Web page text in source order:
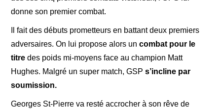
donne son premier combat.
Il fait des débuts prometteurs en battant deux premiers
adversaires. On lui propose alors uncombat pour le
titre des poids mi-moyens face au champion Matt
Hughes. Malgré un super match, GSPs’incline par
soumission.
Georges St-Pierre va resté accrocher à son rêve de